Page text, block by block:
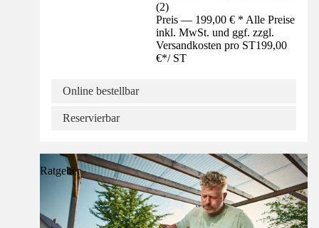
(2)
Preis — 199,00 € * Alle Preise
inkl. MwSt. und ggf. zzgl.
Versandkosten pro ST199,00
€*/ ST
Online bestellbar
Reservierbar
Ratgeber